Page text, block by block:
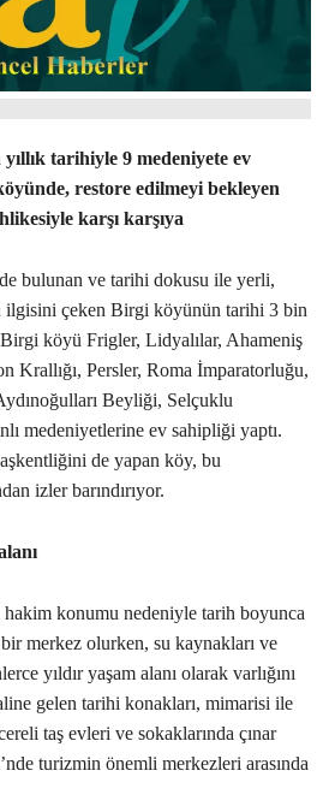
tarihiyle 9 medeniyete ev
restore edilmeyi bekleyen
karşı karşıya
bulunan ve tarihi dokusu ile yerli,
ilgisini çeken Birgi köyünün tarihi 3 bin
Birgi köyü Frigler, Lidyalılar, Ahameniş
Krallığı, Persler, Roma İmparatorluğu,
Beyliği, Selçuklu
medeniyetlerine ev sahipliği yaptı.
de yapan köy, bu
izler barındırıyor.
hakim konumu nedeniyle tarih boyunca
bir merkez olurken, su kaynakları ve
yıldır yaşam alanı olarak varlığını
gelen tarihi konakları, mimarisi ile
taş evleri ve sokaklarında çınar
turizmin önemli merkezleri arasında